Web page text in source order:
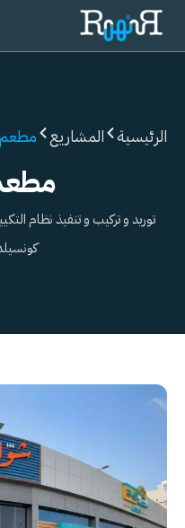
تخطي
المحتوى
الرئيسية المشاريع
توريد و تركيب و تنفيذ نظام